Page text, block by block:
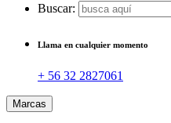
Buscar:
Llama en cualquier momento
+ 56 32 2827061
Marcas